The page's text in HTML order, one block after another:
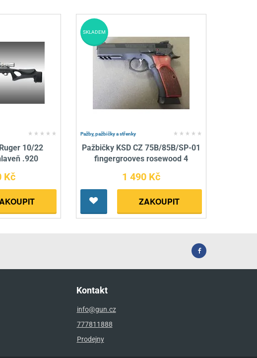
10/22
.920
Kč
Pažby, pažbičky a střenky
Pažbičky KSD CZ 75B/85B/SP-01
fingergrooves rosewood 4
1 490 Kč
ZAKOUPIT
SKLADEM
Kontakt
info@gun.cz
777811888
Prodejny